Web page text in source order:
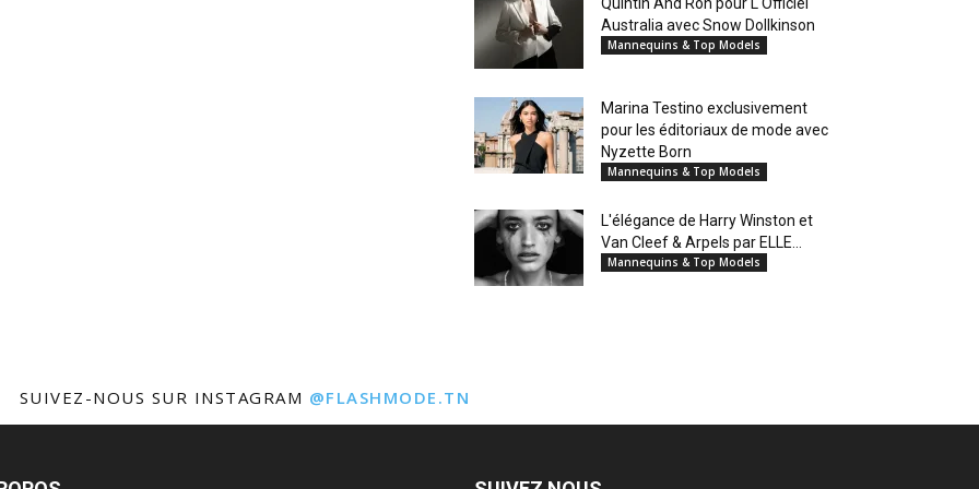
Australia avec Snow Dollkinson
Mannequins & Top Models
Marina Testino exclusivement
pour les éditoriaux de mode avec
Nyzette Born
Mannequins & Top Models
L'élégance de Harry Winston et
Van Cleef & Arpels par ELLE...
Mannequins & Top Models
SUIVEZ-NOUS SUR INSTAGRAM @FLASHMODE.TN